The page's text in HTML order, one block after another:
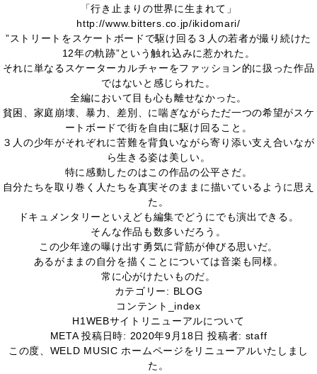
「行き止まりの世界に生まれて」
http://www.bitters.co.jp/ikidomari/
”ストリートをスケートボードで駆け回る３人の若者が撮り続けた
12年の軌跡”という触れ込みに惹かれた。
それに単なるスケーターカルチャーをファッション的に扱った作品
ではないと感じられた。
全編において目も心も離せなかった。
貧困、家庭崩壊、暴力、差別、に喘ぎながらただ一つの希望がスケ
ートボードで街を自由に駆け回ること。
３人の少年がそれぞれに苦難を背負いながら寄り添い支え合いなが
ら生きる姿は美しい。
特に感動したのはこの作品の公平さだ。
自分たちを取り巻く人たちを真実そのままに描いているように思え
た。
ドキュメンタリーといえども編集でどうにでも演出できる。
そんな作品も数多いだろう。
この少年達の曝け出す勇気に背筋が伸びる思いだ。
あるがままの自分を描くことについては音楽も同様。
常に心がけたいものだ。
カテゴリー: BLOG
コンテント_index
H1 WEBサイトリニューアルについて
META投稿日時: 2020年9月18日 投稿者: staff
この度、WELD MUSIC ホームページをリニューアルいたしまし
た。